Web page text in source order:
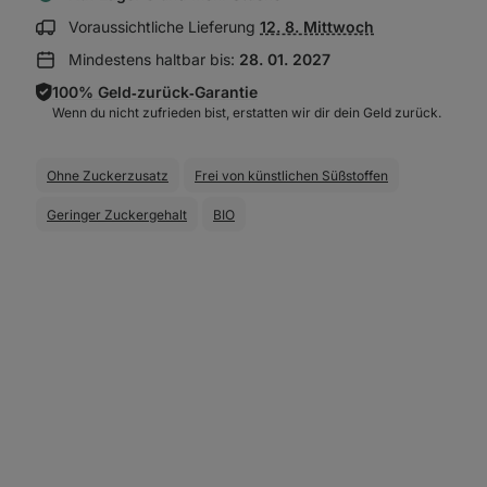
Voraussichtliche Lieferung Lieferinformationen
12. 8. Mittwoch
Mindestens haltbar bis: 28. 01. 2027
100% Geld‑zurück‑Garantie
Wenn du nicht zufrieden bist, erstatten wir dir dein Geld zurück.
Ohne Zuckerzusatz Frei von künstlichen Süßstoffen
Geringer Zuckergehalt BIO